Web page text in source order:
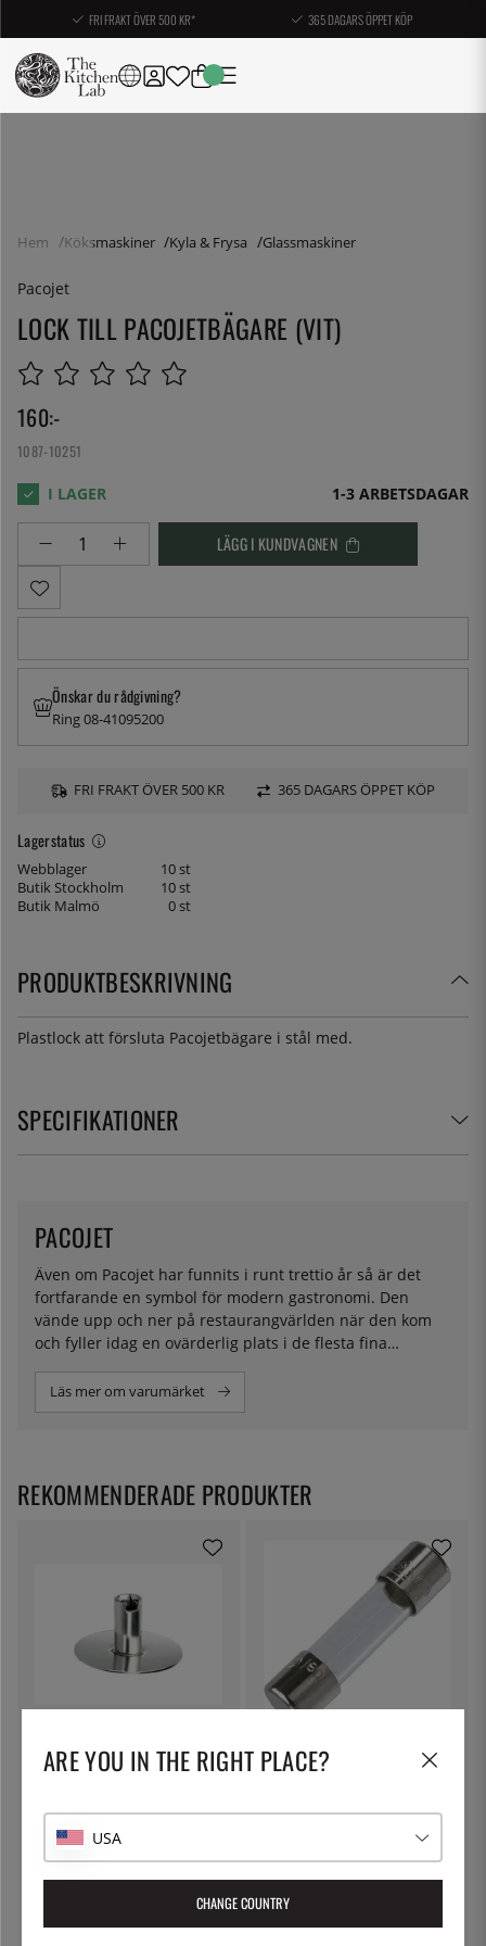
FRI FRAKT ÖVER 500 KR* 365 DAGARS ÖPPET KÖP
Hem Köksmaskiner Kyla & Frysa Glassmaskiner
Pacojet
LOCK TILL PACOJETBÄGARE (VIT)
160:-
1087-10251
1-3 ARBETSDAGAR
LÄGG I KUNDVAGNEN
Lagerstatus
Webblager
10 st
Butik Stockholm
10 st
Butik Malmö
0 st
Önskar du rådgivning?
Ring 08-41095200
FRI FRAKT ÖVER 500 KR 365 DAGARS ÖPPET KÖP
PRODUKTBESKRIVNING
Plastlock att försluta Pacojetbägare i stål med.
SPECIFIKATIONER
Även om Pacojet har funnits i runt trettio år så är det
fortfarande en symbol för modern gastronomi. Den
vände upp och ner på restaurangvärlden när den kom
och fyller idag en ovärderlig plats i de flesta fina
kvalitetsuppfinning placerar sig till exempel på
Modernist Cuisines topp 10-lista över måsteprylar i ett
PACOJET
Läs mer om varumärket
Slätskiva/Vispskiva till
199:-
Säkring till Pacojet, ELU
65:-
REKOMMENDERADE PRODUKTER
ARE YOU IN THE RIGHT PLACE?
USA
CHANGE COUNTRY